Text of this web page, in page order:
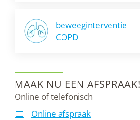
beweeginterventie
COPD
MAAK NU EEN AFSPRAAK!
Online of telefonisch
Online afspraak